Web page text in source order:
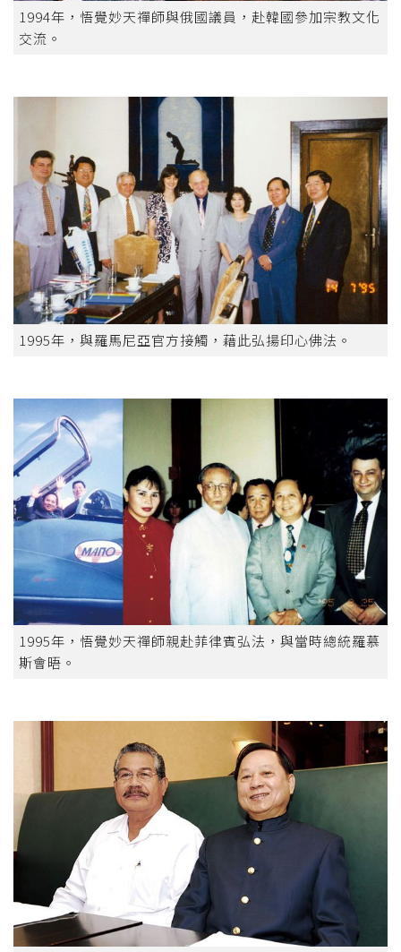
1994年，悟覺妙天禪師與俄國議員，赴韓國參加宗教文化
交流。
1995年，與羅馬尼亞官方接觸，藉此弘揚印心佛法。
1995年，悟覺妙天禪師親赴菲律賓弘法，與當時總統羅慕
斯會晤。